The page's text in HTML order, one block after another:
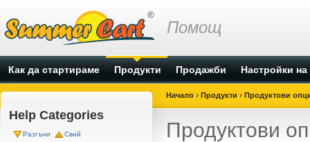
Помощ
Как да стартираме Продукти Продажби Настройки на
Help Categories
Разгъни Свий
Начало › Продукти › Продуктови
Продуктови